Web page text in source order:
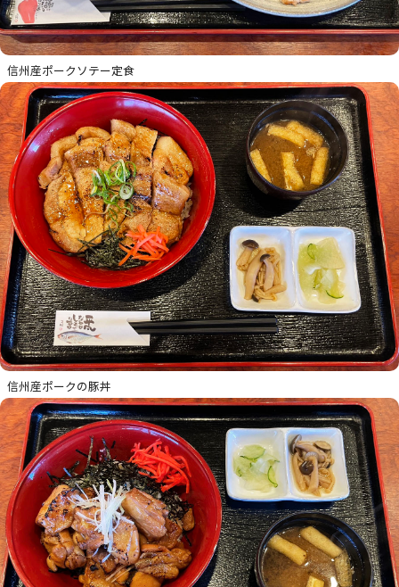
信州産ポークソテー定食
信州産ポークの豚丼